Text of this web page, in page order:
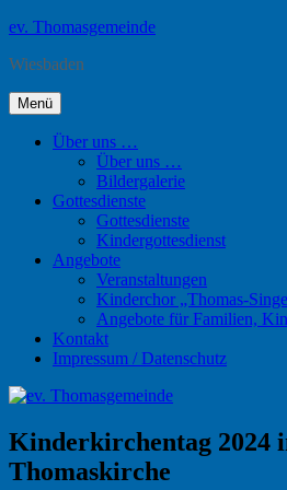
Zum
springen
ev. Thomasgemeinde
Wiesbaden
Menü
Über uns …
Über uns …
Bildergalerie
Gottesdienste
Gottesdienste
Kindergottesdienst
Angebote
Veranstaltungen
Kinderchor „Thomas-
Angebote für Familien,
Kontakt
Impressum / Datenschutz
Kinderkirchentag 2024
Thomaskirche